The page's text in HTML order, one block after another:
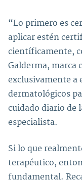
“Lo primero es
aplicar estén
científicamente,
Galderma, marca
exclusivamente a
dermatológicos
cuidado diario de
especialista.
Si lo que
terapéutico,
fundamental.